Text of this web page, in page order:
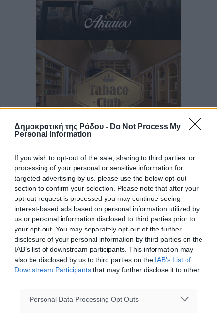
Δημοκρατική της Ρόδου - Do Not Process My
Personal Information
If you wish to opt-out of the sale, sharing to third parties, or
processing of your personal or sensitive information for
targeted advertising by us, please use the below opt-out
section to confirm your selection. Please note that after your
opt-out request is processed you may continue seeing
interest-based ads based on personal information utilized by
us or personal information disclosed to third parties prior to
your opt-out. You may separately opt-out of the further
disclosure of your personal information by third parties on the
IAB’s list of downstream participants. This information may
also be disclosed by us to third parties on the IAB’s List of
Downstream Participants that may further disclose it to other
Personal Data Processing Opt Outs
Ροή ειδήσεων
Η Meridiam ξεκλειδώνει τις έρευνες βυθού στη
θαλάσσια περιοχή Κάσου και Καρπάθου
Τοπικές Ειδήσεις• πριν 6 ώρες
Παρουσίαση βιβλίου του Α. Χατζημιχαήλ – Τιμητική
εκδήλωση για τους αυτοδιοικητικούς της Κω
Πολιτιστικά• πριν 7 ώρες
Εγκρίθηκε η ηλεκτρική διασύνδεση Ρόδου και Κω